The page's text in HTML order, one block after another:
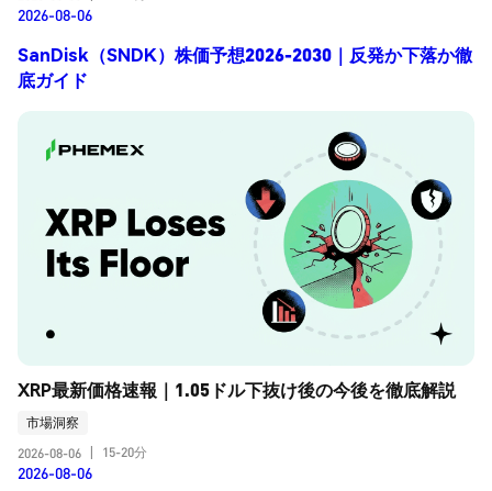
2026-08-06
SanDisk（SNDK）株価予想2026-2030｜反発か下落か徹
底ガイド
XRP最新価格速報｜1.05ドル下抜け後の今後を徹底解説
市場洞察
2026-08-06
15-20分
2026-08-06